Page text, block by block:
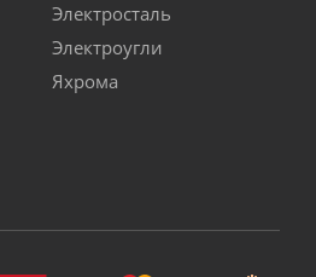
Электросталь
Электроугли
Яхрома